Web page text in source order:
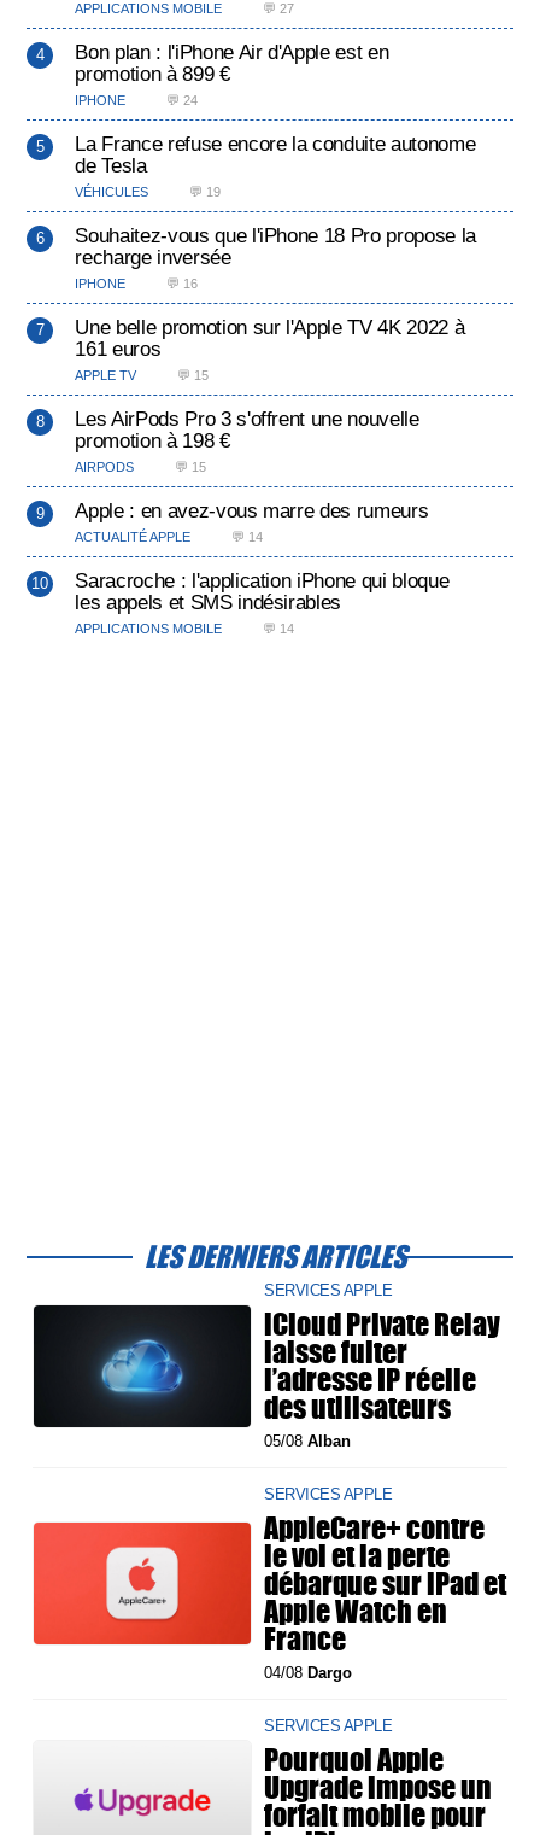
APPLICATIONS MOBILE 💬 27
Bon plan : l'iPhone Air d'Apple est en
promotion à 899 €
IPHONE 💬 24
La France refuse encore la conduite autonome
de Tesla
VÉHICULES 💬 19
Souhaitez-vous que l'iPhone 18 Pro propose la
recharge inversée
IPHONE 💬 16
Une belle promotion sur l'Apple TV 4K 2022 à
161 euros
APPLE TV 💬 15
Les AirPods Pro 3 s'offrent une nouvelle
promotion à 198 €
AIRPODS 💬 15
Apple : en avez-vous marre des rumeurs
ACTUALITÉ APPLE 💬 14
Saracroche : l'application iPhone qui bloque
les appels et SMS indésirables
APPLICATIONS MOBILE 💬 14
LES DERNIERS ARTICLES
SERVICES APPLE
iCloud Private Relay
laisse fuiter
l’adresse IP réelle
des utilisateurs
05/08Alban
SERVICES APPLE
AppleCare+ contre
le vol et la perte
débarque sur iPad et
Apple Watch en
France
04/08 Dargo
SERVICES APPLE
Pourquoi Apple
Upgrade impose un
forfait mobile pour